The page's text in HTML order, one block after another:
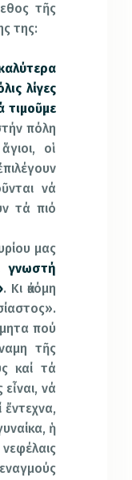
τῆς
της:
λίγες
τιμοῦμε
πόλη
οἱ
νά
τά πιό
μας
γνωστή
. Κι ἀκόμη
πού
τῆς
καί τά
νά
ἡ